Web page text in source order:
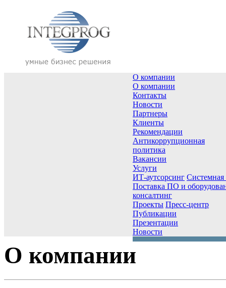
О компании
О компании
Контакты
Новости
Партнеры
Клиенты
Рекомендации
Антикоррупционная
политика
Вакансии
Услуги
ИТ-аутсорсинг Системная
Поставка ПО и
консалтинг
Проекты Пресс-центр
Публикации
Презентации
Новости
О компании